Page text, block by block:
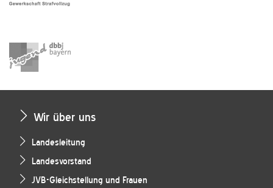
Wir über uns
Landesleitung
Landesvorstand
JVB-Gleichstellung und Frauen